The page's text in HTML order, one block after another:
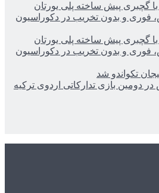
با گچبری پیش ساخته پلی یورتان
فوری و بدون تخریب در دکوراسیون
با گچبری پیش ساخته پلی یورتان
فوری و بدون تخریب در دکوراسیون
تکواندو شد
دومین بازی تدارکاتی اردوی ترکیه